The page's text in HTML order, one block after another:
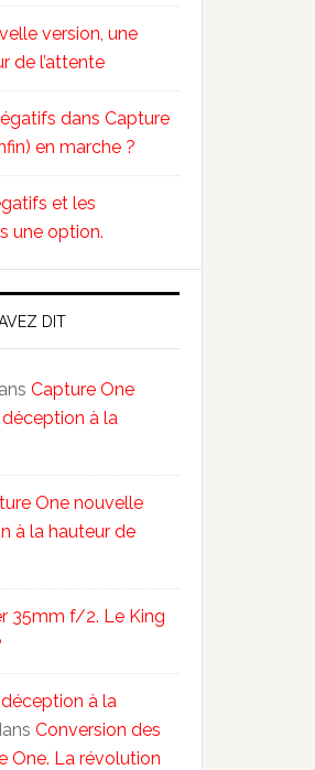
version, une
de l’attente
dans Capture
en marche ?
et les
une option.
DIT
Capture One
à la
One nouvelle
à la hauteur de
35mm f/2. Le King
à la
Conversion des
One. La révolution